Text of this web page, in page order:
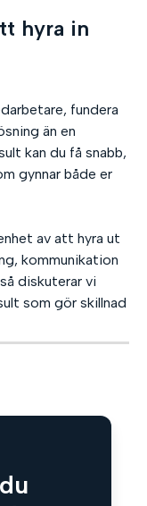
hyra in
fundera
än en
kan du få snabb,
gynnar både er
av att hyra ut
kommunikation
diskuterar vi
som gör skillnad